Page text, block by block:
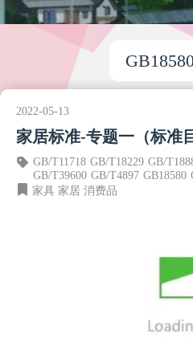
2022-05-13
家居标准-专题一（标准
GB/T11718 GB/T18229 GB/
GB/T39600 GB/T4897 GB18580
家具 家居 消费品